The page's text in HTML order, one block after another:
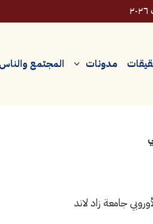
مدونات المجتمع والناس
جامعة زاد لاند